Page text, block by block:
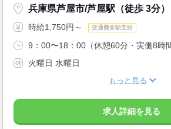
兵庫県芦屋市/芦屋駅（徒歩 3分）
時給1,750円～ 交通費全額支給
9：00〜18：00（休憩60分・実働8時
火曜日 水曜日
もっと見る
求人詳細を見る